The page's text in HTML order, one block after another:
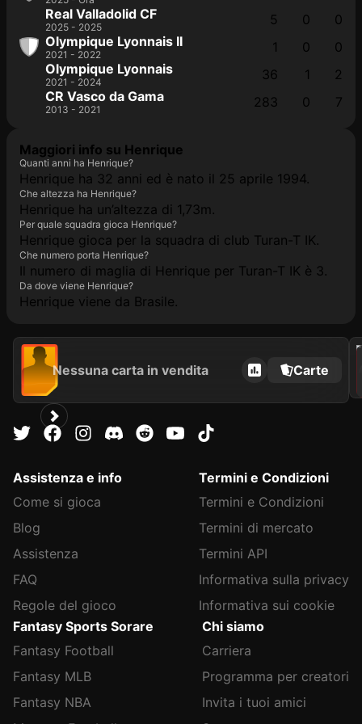
Real Valladolid CF
2025 - 2025 5 0
0
Olympique Lyonnais II
2021 - 2022 1 0
0
Olympique Lyonnais
2021 - 2024 36 1
2
CR Vasco da Gama
2013 - 2021 283 0 7
Maggiori info su Henrique
Quanti anni ha Henrique?
Henrique ha 32 anni ed è nato il 25 aprile 1994.
Che altezza ha Henrique?
Henrique ha un’altezza di 1,73m.
Per quale squadra gioca Henrique?
Henrique gioca per la squadra di club Turan-T IK.
Che numero porta Henrique?
Il numero di maglia di Henrique per Turan-T IK è 3.
Da dove viene Henrique?
Henrique viene da Brasile.
Nessuna carta in vendita Carte
2021
Assistenza e info
Come si gioca
Blog
Assistenza
FAQ
Regole del gioco
Termini e Condizioni
Termini e Condizioni
Termini di mercato
Termini API
Informativa sulla privacy
Informativa sui cookie
Fantasy Sports Sorare
Fantasy Football
Fantasy MLB
Fantasy NBA
Chi siamo
Carriera
Programma per creatori
Invita i tuoi amici